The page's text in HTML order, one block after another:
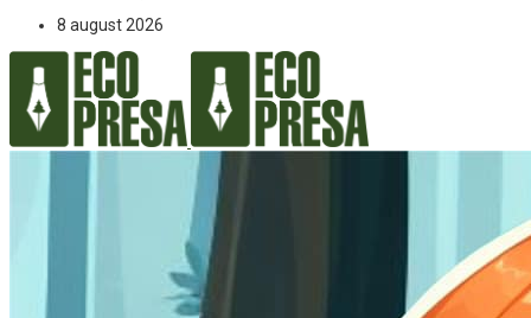
8 august 2026